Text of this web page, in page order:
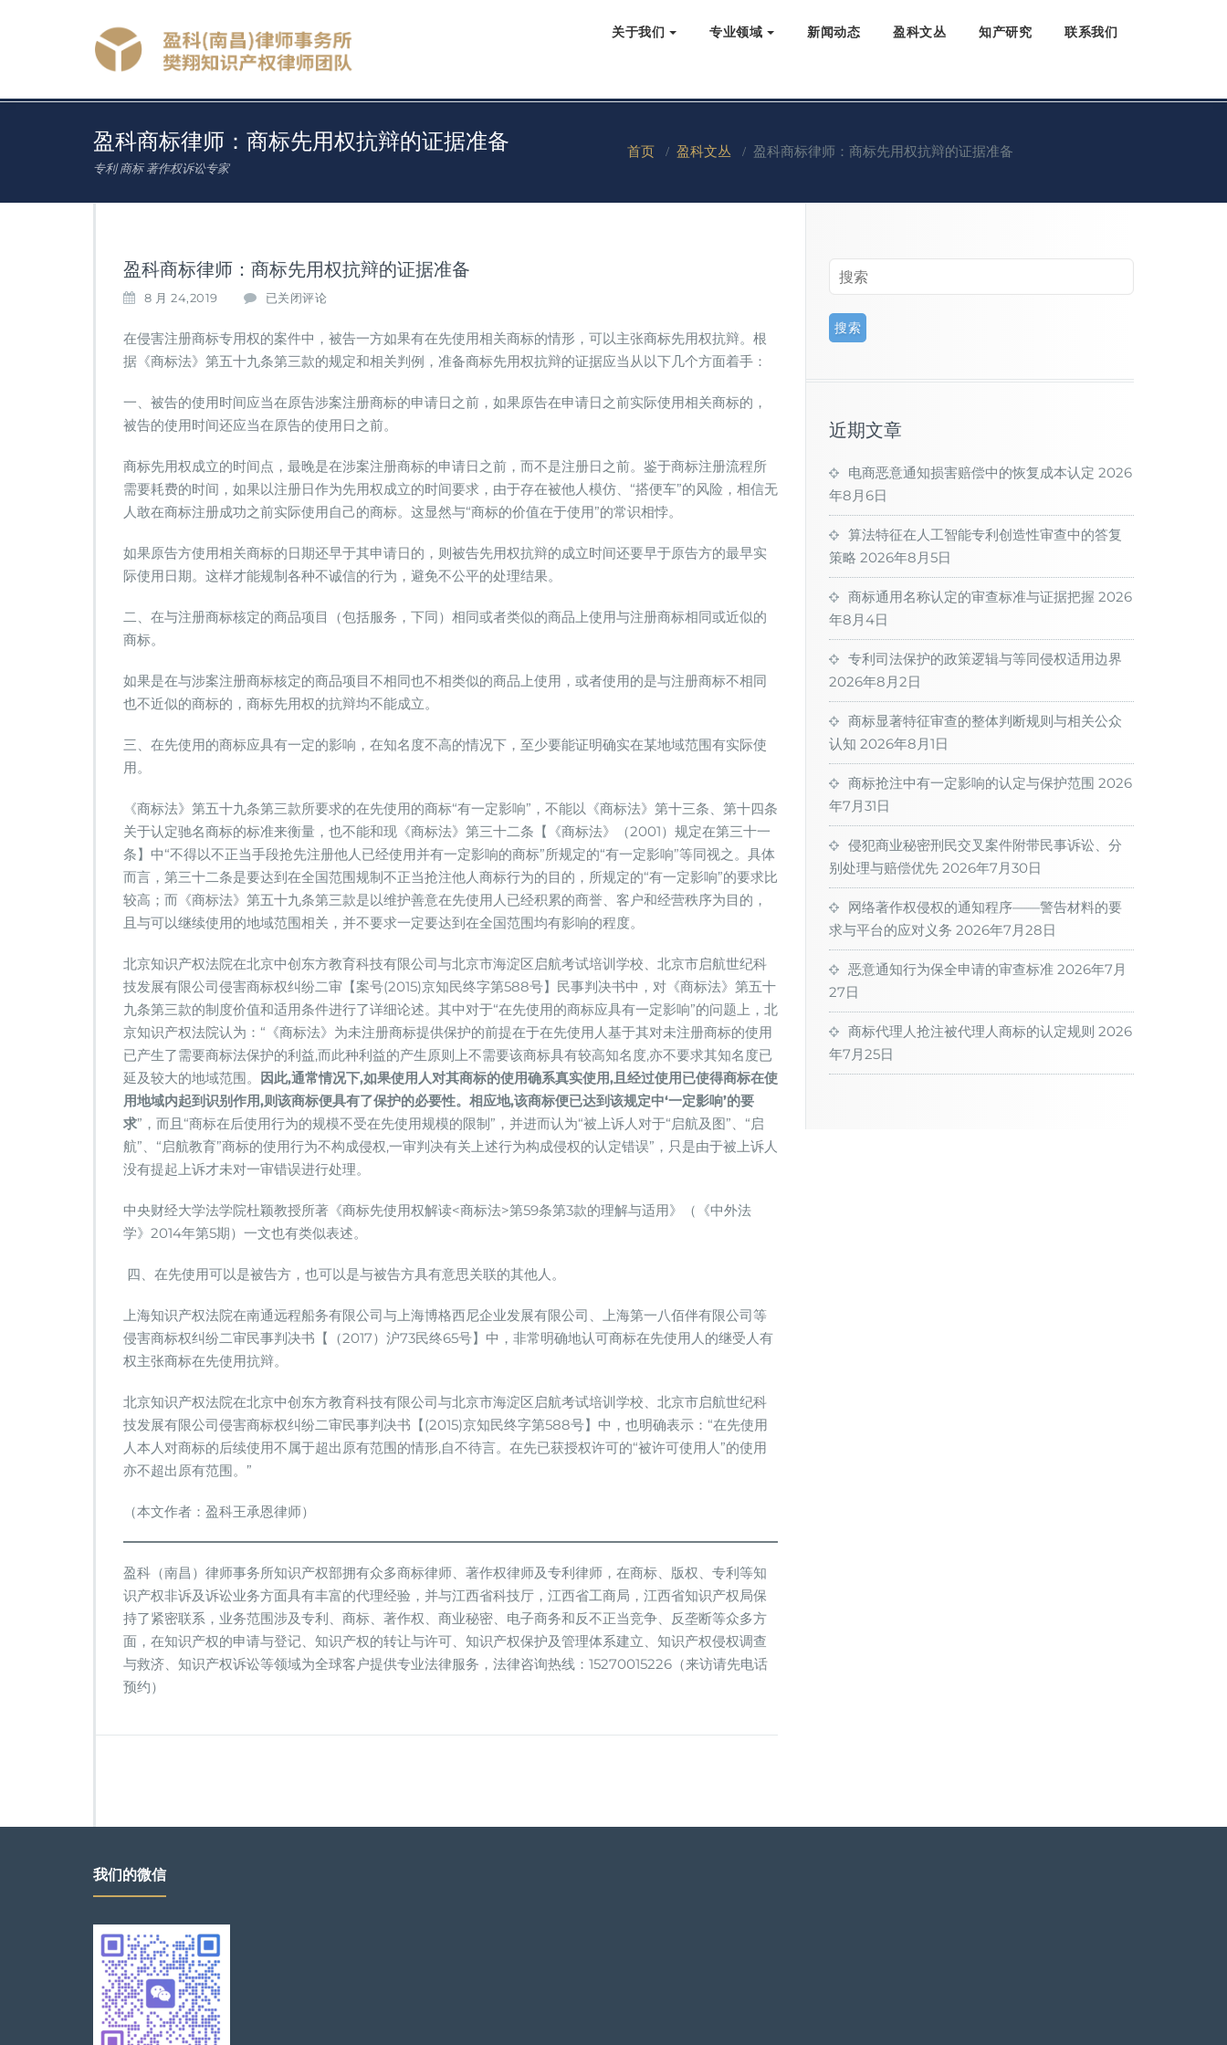
关于我们 专业领域 新闻动态 盈科文丛 知产研究 联系我们
盈科商标律师：商标先用权抗辩的证据准备
专利 商标 著作权诉讼专家
首页 / 盈科文丛 / 盈科商标律师：商标先用权抗辩的证据准备
盈科商标律师：商标先用权抗辩的证据准备
8 月 24,2019
盈
商
标
律
商
标
用
权
抗
辩
证
据
准
备
已关闭评论
在侵害注册商标专用权的案件中，被告一方如果有在先使用相关商标的情形，可以主张商标先用权抗辩。根
据《商标法》第五十九条第三款的规定和相关判例，准备商标先用权抗辩的证据应当从以下几个方面着手：
一、被告的使用时间应当在原告涉案注册商标的申请日之前，如果原告在申请日之前实际使用相关商标的，
被告的使用时间还应当在原告的使用日之前。
商标先用权成立的时间点，最晚是在涉案注册商标的申请日之前，而不是注册日之前。鉴于商标注册流程所
需要耗费的时间，如果以注册日作为先用权成立的时间要求，由于存在被他人模仿、“搭便车”的风险，相信无
人敢在商标注册成功之前实际使用自己的商标。这显然与“商标的价值在于使用”的常识相悖。
如果原告方使用相关商标的日期还早于其申请日的，则被告先用权抗辩的成立时间还要早于原告方的最早实
际使用日期。这样才能规制各种不诚信的行为，避免不公平的处理结果。
二、在与注册商标核定的商品项目（包括服务，下同）相同或者类似的商品上使用与注册商标相同或近似的
商标。
如果是在与涉案注册商标核定的商品项目不相同也不相类似的商品上使用，或者使用的是与注册商标不相同
也不近似的商标的，商标先用权的抗辩均不能成立。
三、在先使用的商标应具有一定的影响，在知名度不高的情况下，至少要能证明确实在某地域范围有实际使
用。
《商标法》第五十九条第三款所要求的在先使用的商标“有一定影响”，不能以《商标法》第十三条、第十四条
关于认定驰名商标的标准来衡量，也不能和现《商标法》第三十二条【《商标法》（2001）规定在第三十一
条】中“不得以不正当手段抢先注册他人已经使用并有一定影响的商标”所规定的“有一定影响”等同视之。具体
而言，第三十二条是要达到在全国范围规制不正当抢注他人商标行为的目的，所规定的“有一定影响”的要求比
较高；而《商标法》第五十九条第三款是以维护善意在先使用人已经积累的商誉、客户和经营秩序为目的，
且与可以继续使用的地域范围相关，并不要求一定要达到在全国范围均有影响的程度。
北京知识产权法院在北京中创东方教育科技有限公司与北京市海淀区启航考试培训学校、北京市启航世纪科
技发展有限公司侵害商标权纠纷二审【案号(2015)京知民终字第588号】民事判决书中，对《商标法》第五十
九条第三款的制度价值和适用条件进行了详细论述。其中对于“在先使用的商标应具有一定影响”的问题上，北
京知识产权法院认为：“《商标法》为未注册商标提供保护的前提在于在先使用人基于其对未注册商标的使用
已产生了需要商标法保护的利益,而此种利益的产生原则上不需要该商标具有较高知名度,亦不要求其知名度已
延及较大的地域范围。 因此,通常情况下,如果使用人对其商标的使用确系真实使用,且经过使用已使得商标在使
用地域内起到识别作用,则该商标便具有了保护的必要性。相应地,该商标便已达到该规定中‘一定影响’的要
求”，而且“商标在后使用行为的规模不受在先使用规模的限制”，并进而认为“被上诉人对于“启航及图”、“启
航”、“启航教育”商标的使用行为不构成侵权,一审判决有关上述行为构成侵权的认定错误”，只是由于被上诉人
没有提起上诉才未对一审错误进行处理。
中央财经大学法学院杜颖教授所著《商标先使用权解读<商标法>第59条第3款的理解与适用》（《中外法
学》2014年第5期）一文也有类似表述。
四、在先使用可以是被告方，也可以是与被告方具有意思关联的其他人。
上海知识产权法院在南通远程船务有限公司与上海博格西尼企业发展有限公司、上海第一八佰伴有限公司等
侵害商标权纠纷二审民事判决书【（2017）沪73民终65号】中，非常明确地认可商标在先使用人的继受人有
权主张商标在先使用抗辩。
北京知识产权法院在北京中创东方教育科技有限公司与北京市海淀区启航考试培训学校、北京市启航世纪科
技发展有限公司侵害商标权纠纷二审民事判决书【(2015)京知民终字第588号】中，也明确表示：“在先使用
人本人对商标的后续使用不属于超出原有范围的情形,自不待言。在先已获授权许可的“被许可使用人”的使用
亦不超出原有范围。”
（本文作者：盈科王承恩律师）
盈科（南昌）律师事务所知识产权部拥有众多商标律师、著作权律师及专利律师，在商标、版权、专利等知
识产权非诉及诉讼业务方面具有丰富的代理经验，并与江西省科技厅，江西省工商局，江西省知识产权局保
持了紧密联系，业务范围涉及专利、商标、著作权、商业秘密、电子商务和反不正当竞争、反垄断等众多方
面，在知识产权的申请与登记、知识产权的转让与许可、知识产权保护及管理体系建立、知识产权侵权调查
与救济、知识产权诉讼等领域为全球客户提供专业法律服务，法律咨询热线：15270015226（来访请先电话
预约）
近期文章
电商恶意通知损害赔偿中的恢复成本认定 2026
年8月6日
算法特征在人工智能专利创造性审查中的答复
策略 2026年8月5日
商标通用名称认定的审查标准与证据把握 2026
年8月4日
专利司法保护的政策逻辑与等同侵权适用边界
2026年8月2日
商标显著特征审查的整体判断规则与相关公众
认知 2026年8月1日
商标抢注中有一定影响的认定与保护范围 2026
年7月31日
侵犯商业秘密刑民交叉案件附带民事诉讼、分
别处理与赔偿优先 2026年7月30日
网络著作权侵权的通知程序——警告材料的要
求与平台的应对义务 2026年7月28日
恶意通知行为保全申请的审查标准 2026年7月
27日
商标代理人抢注被代理人商标的认定规则 2026
年7月25日
我们的微信